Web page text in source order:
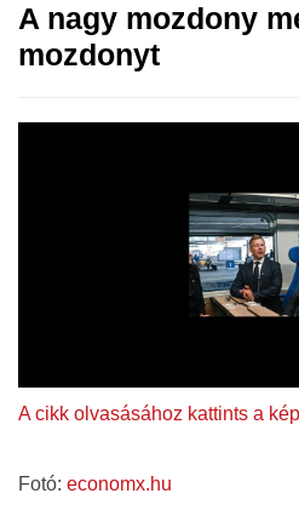
A nagy mozdony
mozdonyt
A cikk olvasásához kattints a
Fotó: economx.hu